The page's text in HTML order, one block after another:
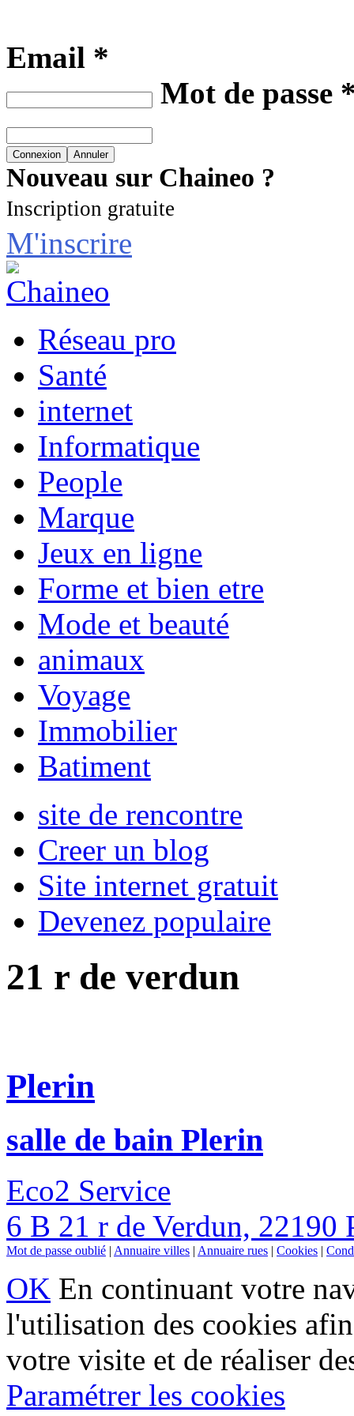
Email *
Mot de passe
Nouveau sur Chaineo ?
Inscription gratuite
M'inscrire
Réseau pro
Santé
internet
Informatique
People
Marque
Jeux en ligne
Forme et bien etre
Mode et beauté
animaux
Voyage
Immobilier
Batiment
site de rencontre
Creer un blog
Site internet gratuit
Devenez populaire
21 r de verdun
Plerin
salle de bain Plerin
Eco2 Service
6 B 21 r de Verdun, 22190
Mot de passe oublié | Annuaire villes | Annuaire rues | Cookies |
OK En continuant votre
l'utilisation des cookies
votre visite et de réaliser
Paramétrer les cookies